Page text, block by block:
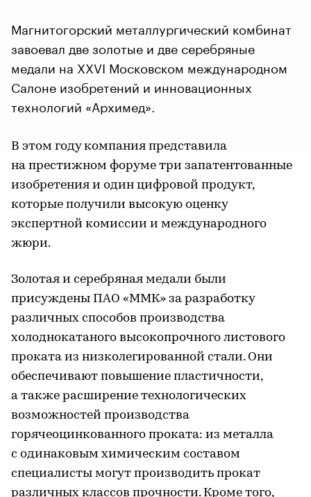
Магнитогорский металлургический комбинат
завоевал две золотые и две серебряные
медали на XXVI Московском международном
Салоне изобретений и инновационных
технологий «Архимед».
В этом году компания представила
на престижном форуме три запатентованные
изобретения и один цифровой продукт,
которые получили высокую оценку
экспертной комиссии и международного
жюри.
Золотая и серебряная медали были
присуждены ПАО «ММК» за разработку
различных способов производства
холоднокатаного высокопрочного листового
проката из низколегированной стали. Они
обеспечивают повышение пластичности,
а также расширение технологических
возможностей производства
горячеоцинкованного проката: из металла
с одинаковым химическим составом
специалисты могут производить прокат
различных классов прочности. Кроме того,